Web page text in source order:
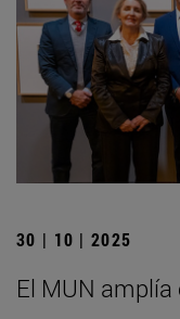
30 | 10 | 2025
El MUN amplía